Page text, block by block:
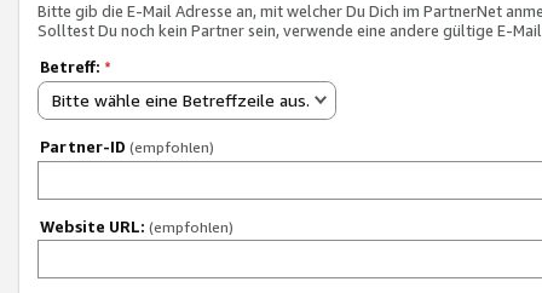
Bitte gib die E-Mail Adresse an, mit welcher Du Dich im PartnerNet
Solltest Du noch kein Partner sein, verwende eine andere gültige E-
Betreff: *
Bitte wähle eine Betreffzeile aus.
Partner-ID (empfohlen)
Website URL: (empfohlen)